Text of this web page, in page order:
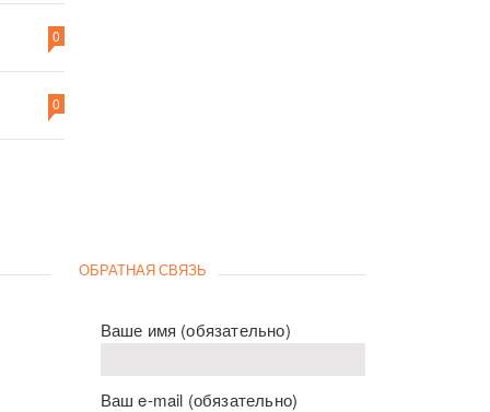
0
0
ОБРАТНАЯ СВЯЗЬ
Ваше имя (обязательно)
Ваш e-mail (обязательно)